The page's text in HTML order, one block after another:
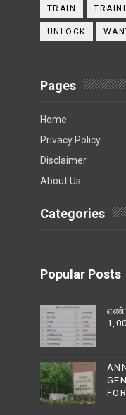
TRAIN
UNLOCK
Pages
Home
Privacy Policy
Disclaimer
About Us
Categories
Popular Posts
எண்